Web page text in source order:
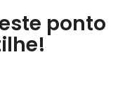
ponto